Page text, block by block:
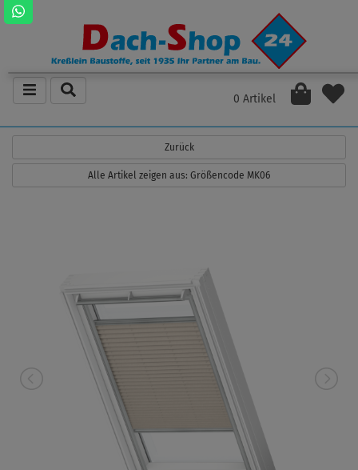
0 Artikel
Zurück
Alle Artikel zeigen aus: Größencode MK06